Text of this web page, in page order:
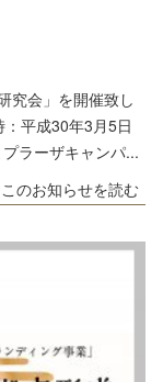
究会」を開催致し
平成30年3月5日
ラーザキャンパ...
このお知らせを読む